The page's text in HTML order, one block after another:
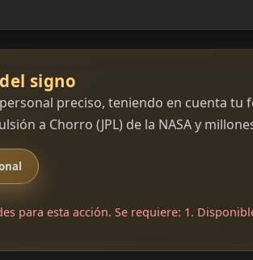
signo
preciso, teniendo en cuenta
a Chorro (JPL) de la NASA y
para esta acción. Se requiere: 1.